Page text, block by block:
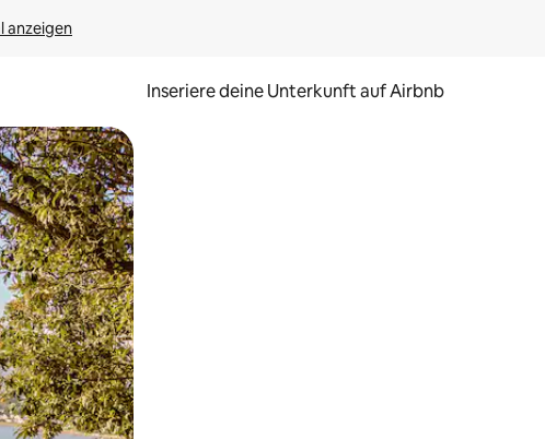
anzeigen
Inseriere deine Unterkunft auf Airbnb
Berühren oder Wischgesten.